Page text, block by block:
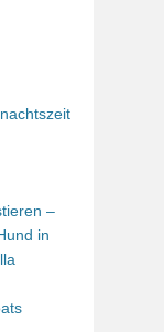
–
in